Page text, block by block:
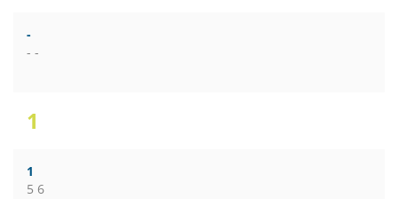
-
- -
1
1
5 6